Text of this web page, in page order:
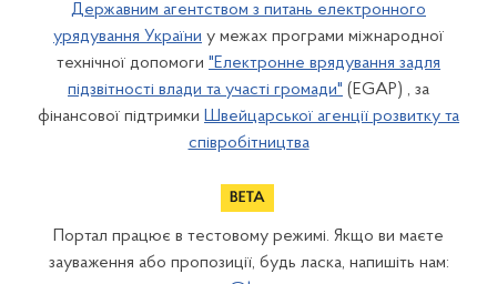
Державним агентством з питань електронного
урядування України у межах програми міжнародної
технічної допомоги "Електронне врядування задля
підзвітності влади та участі громади" (EGAP) , за
фінансової підтримки Швейцарської агенції розвитку та
співробітництва
Портал працює в тестовому режимі. Якщо ви маєте
зауваження або пропозиції, будь ласка, напишіть нам: